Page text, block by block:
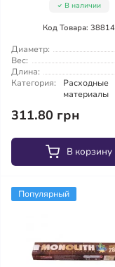
В наличии
Код Товара: 38814
Диаметр:
Вес:
Длина:
Категория:
Расходные
материалы
311.80 грн
В корзину
Популярный